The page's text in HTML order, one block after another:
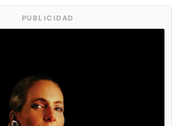
PUBLICIDAD